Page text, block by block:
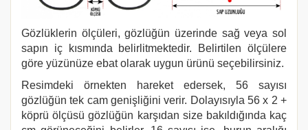
Gözlüklerin ölçüleri, gözlüğün üzerinde sağ veya sol
sapın iç kısmında belirlitmektedir. Belirtilen ölçülere
göre yüzünüze ebat olarak uygun ürünü seçebilirsiniz.
Resimdeki örnekten hareket edersek, 56 sayısı
gözlüğün tek cam genişliğini verir. Dolayısıyla 56 x 2 +
köprü ölçüsü gözlüğün karşıdan size bakıldığında kaç